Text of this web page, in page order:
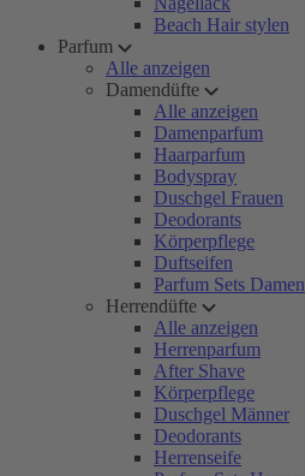
Beach Hair stylen
Parfum
Alle anzeigen
Damendüfte
Alle anzeigen
Damenparfum
Haarparfum
Bodyspray
Duschgel Frauen
Deodorants
Körperpflege
Duftseifen
Parfum Sets Damen
Herrendüfte
Alle anzeigen
Herrenparfum
After Shave
Körperpflege
Duschgel Männer
Deodorants
Herrenseife